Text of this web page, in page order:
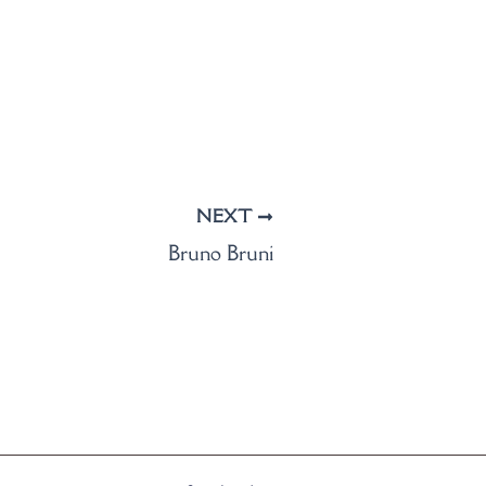
NEXT
Bruno Bruni